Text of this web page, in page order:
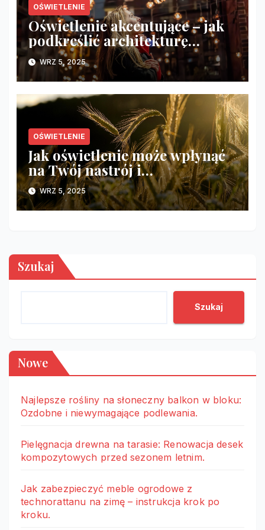
OŚWIETLENIE
Oświetlenie akcentujące – jak
podkreślić architekturę
wnętrza?
WRZ 5, 2025
OŚWIETLENIE
Jak oświetlenie może wpłynąć
na Twój nastrój i
samopoczucie?
WRZ 5, 2025
Szukaj
Szukaj
Nowe
Najlepsze rośliny na słoneczny balkon w bloku:
Ozdobne i niewymagające podlewania.
Pielęgnacja drewna na tarasie: Renowacja desek
kompozytowych przed sezonem letnim.
Jak zabezpieczyć meble ogrodowe z
technorattanu na zimę – instrukcja krok po
kroku.